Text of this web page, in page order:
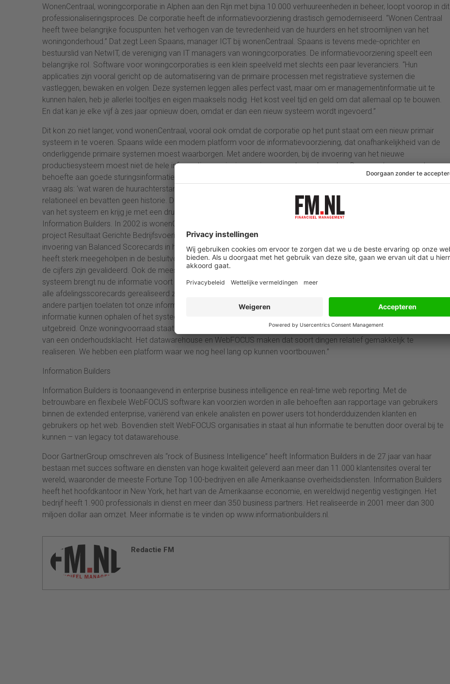
WonenCentraal, woningcorporatie in Alphen aan den Rijn met bijna 10.000 verhuureenheden in beheer, loopt voorop in dit
professionaliseringsproces. De corporatie heeft de informatievoorziening drastisch gemoderniseerd. “Wonen Centraal
heeft twee belangrijke focuspunten: het verhogen van de tevredenheid van de huurders en het stroomlijnen van het
woningonderhoud.” Dat zegt Leen Spaans, manager ICT bij wonenCentraal. Spaans is tevens mede-oprichter en
bestuurslid van NetwIT, de vereniging van IT managers van woningcorporaties. De informatievoorziening speelt een
belangrijke rol. Software voor woningcorporaties is een klein speelveld met slechts een paar leveranciers. “Hun
applicaties zijn vooral gericht op de automatisering van de primaire processen met registratieve systemen die
vastleggen, bewaken en volgen. Deze systemen leggen alles perfect vast, maar om er managementinformatie uit te
kunnen halen, heb je allerlei tooltjes en eigen maaksels nodig. Het kost veel tijd en geld om dat allemaal op te bouwen.
En dat kan je elke vijf à zes jaar opnieuw doen, omdat er dan een nieuw systeem wordt ingevoerd.”
Dit kon zo niet langer, vond wonenCentraal, vooral ook omdat de corporatie op het punt staat om een nieuw primair
systeem in te voeren. Spaans wilde een modern platform voor de informatievoorziening, dat onafhankelijkheid van de
onderliggende primaire systemen moest waarborgen. Met andere woorden, bij de invoering van het nieuwe
productiesysteem moest niet de hele informatievoorziening opnieuw opgebouwd worden. Daarnaast was er grote
behoefte aan goede sturingsinformatie. “Je wilt vergelijken en trendanalyses doen. Je wilt antwoord hebben op een
vraag als: ‘wat waren de huurachterstanden op 1 juli van de afgelopen jaren’. De primaire systemen zijn doorgaans
relationeel en bevatten geen historie. Daar heb je een datawarehouse voor nodig. Daarmee maak je elke dag een foto
van het systeem en krijg je met een druk je managementrapportages en analyses.” Al snel kwam Spaans terecht bij
Information Builders. In 2002 is wonenCentraal begonnen met het opbouwen van het Focus datawarehouse. “Het
project Resultaat Gerichte Bedrijfsvoering, waarin onze processen en procedures zijn vastgelegd, moet uitmonden in de
invoering van Balanced Scorecards in het hele bedrijf. Het feit dat je daar het datawarehouse prima voor kunt gebruiken
heeft sterk meegeholpen in de besluitvorming.” Het datawarehouse is gevuld, er is een aantal rapportages ontwikkeld en
de cijfers zijn gevalideerd. Ook de meest gebruikte detaillijsten voor de eindgebruikers zijn beschikbaar gekomen. Het
systeem brengt nu de informatie voort voor de bedrijfsbrede balanced scorecard. In de komende weken moeten ook
alle afdelingsscorecards gerealiseerd zijn. Staat er nog meer op het programma? “Op afzienbare termijn willen we ook
andere partijen toelaten tot onze informatievoorziening, bijvoorbeeld de gemeente en aannemers, zodat ze zelf hun
informatie kunnen ophalen of het systeem voeden. Ook de informatieverstrekking aan de huurders zal worden
uitgebreid. Onze woningvoorraad staat al op het Internet. We denken verder aan informatie over bijvoorbeeld de status
van een onderhoudsklacht. Het datawarehouse en WebFOCUS maken dat soort dingen relatief gemakkelijk te
realiseren. We hebben een platform waar we nog heel lang op kunnen voortbouwen.”
Information Builders
Information Builders is toonaangevend in enterprise business intelligence en real-time web reporting. Met de
betrouwbare en flexibele WebFOCUS software kan voorzien worden in alle behoeften aan rapportage van gebruikers
binnen de extended enterprise, variërend van enkele analisten en power users tot honderdduizenden klanten en
gebruikers op het web. Bovendien stelt WebFOCUS organisaties in staat al hun informatie te benutten door overal bij te
kunnen – van legacy tot datawarehouse.
Door GartnerGroup omschreven als “rock of Business Intelligence” heeft Information Builders in de 27 jaar van haar
bestaan met succes software en diensten van hoge kwaliteit geleverd aan meer dan 11.000 klantensites overal ter
wereld, waaronder de meeste Fortune Top 100-bedrijven en alle Amerikaanse overheidsdiensten. Information Builders
heeft het hoofdkantoor in New York, het hart van de Amerikaanse economie, en wereldwijd negentig vestigingen. Het
bedrijf heeft 1.900 professionals in dienst en meer dan 350 business partners. Het realiseerde in 2001 meer dan 300
miljoen dollar aan omzet. Meer informatie is te vinden op www.informationbuilders.nl.
Redactie FM